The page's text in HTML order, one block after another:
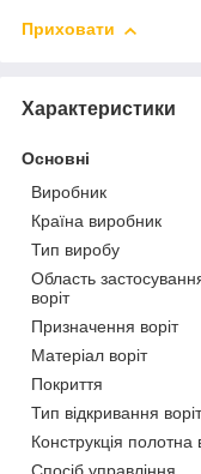
Приховати
Характеристики
Основні
Виробник
Країна виробник
Тип виробу
Область
воріт
Призначення воріт
Матеріал воріт
Покриття
Тип відкривання воріт
Конструкція полотна
Спосіб управління